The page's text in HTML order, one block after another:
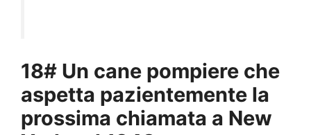
18# Un cane pompiere che
aspetta pazientemente la
prossima chiamata a New